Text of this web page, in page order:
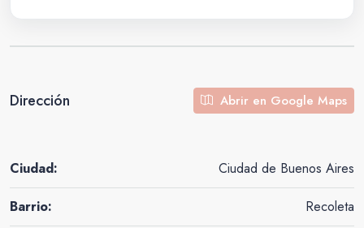
Dirección Abrir en Google Maps
Ciudad: Ciudad de Buenos Aires
Barrio: Recoleta